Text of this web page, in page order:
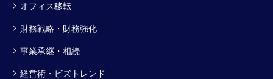
オフィス移転
財務戦略・財務強化
事業承継・相続
経営術・ビズトレンド